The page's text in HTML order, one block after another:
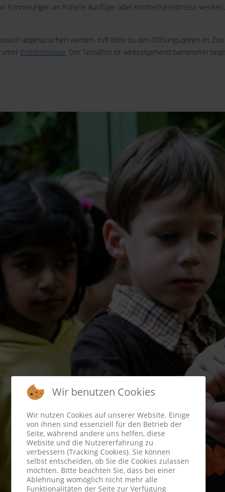
Erinnerungen an frühere Ausflüge oder Kindheitserlebnisse
abgesprochen werden, ruft bitte zu den Öffnungszeiten im
unter Eintrittspreise. Der TerraZoo ist weitestgehend barrierefrei
Wir benutzen Cookies
Wir nutzen Cookies auf unserer Website. Einige
von ihnen sind essenziell für den Betrieb der
Seite, während andere uns helfen, diese
Website und die Nutzererfahrung zu
verbessern (Tracking Cookies). Sie können
selbst entscheiden, ob Sie die Cookies zulassen
möchten. Bitte beachten Sie, dass bei einer
Ablehnung womöglich nicht mehr alle
Funktionalitäten der Seite zur Verfügung